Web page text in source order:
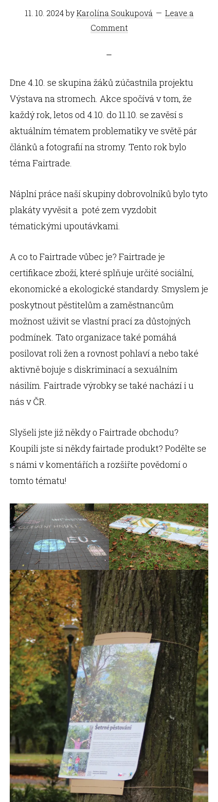
11. 10. 2024byKarolína Soukupová
Leave a
Comment
Dne 4.10. se skupina žáků zúčastnila projektu
Výstava na stromech. Akce spočívá v tom, že
každý rok, letos od 4.10. do 11.10. se zavěsí s
aktuálním tématem problematiky ve světě pár
článků a fotografií na stromy. Tento rok bylo
téma Fairtrade.
Náplní práce naší skupiny dobrovolníků bylo tyto
plakáty vyvěsit a poté zem vyzdobit
tématickými upoutávkami.
A co to Fairtrade vůbec je? Fairtrade je
certifikace zboží, které splňuje určité sociální,
ekonomické a ekologické standardy. Smyslem je
poskytnout pěstitelům a zaměstnancům
možnost uživit se vlastní prací za důstojných
podmínek. Tato organizace také pomáhá
posilovat roli žen a rovnost pohlaví a nebo také
aktivně bojuje s diskriminací a sexuálním
násilím. Fairtrade výrobky se také nachází i u
nás v ČR.
Slyšeli jste již někdy o Fairtrade obchodu?
Koupili jste si někdy fairtade produkt? Podělte se
s námi v komentářích a rozšiřte povědomí o
tomto tématu!